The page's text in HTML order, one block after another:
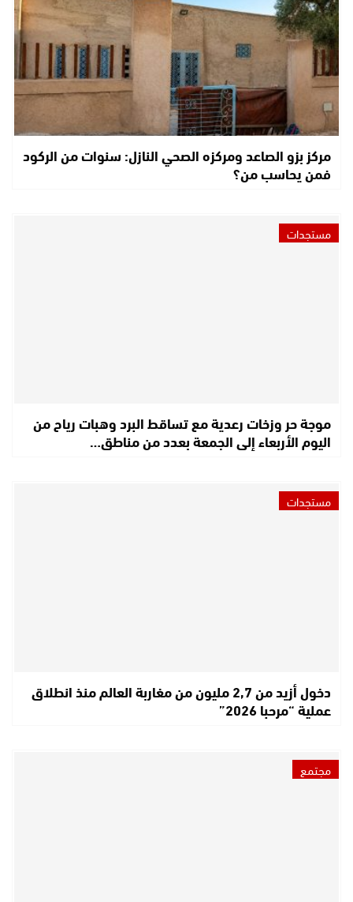
مركز بزو الصاعد ومركزه الصحي النازل: سنوات من الركود
فمن يحاسب من؟
مستجدات
موجة حر وزخات رعدية مع تساقط البرد وهبات رياح من
اليوم الأربعاء إلى الجمعة بعدد من مناطق…
مستجدات
دخول أزيد من 2,7 مليون من مغاربة العالم منذ انطلاق
عملية “مرحبا 2026”
مجتمع